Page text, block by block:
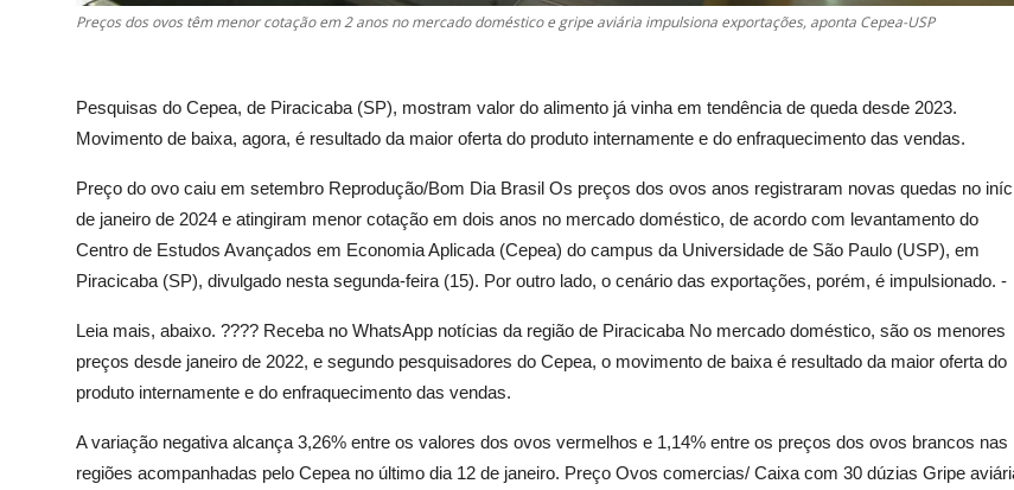
Preços dos ovos têm menor cotação em 2 anos no mercado doméstico e gripe aviária impulsiona exportações, aponta Cepea-USP
Pesquisas do Cepea, de Piracicaba (SP), mostram valor do alimento já vinha em tendência de queda desde 2023.
Movimento de baixa, agora, é resultado da maior oferta do produto internamente e do enfraquecimento das vendas.
Preço do ovo caiu em setembro Reprodução/Bom Dia Brasil Os preços dos ovos anos registraram novas quedas no
de janeiro de 2024 e atingiram menor cotação em dois anos no mercado doméstico, de acordo com levantamento do
Centro de Estudos Avançados em Economia Aplicada (Cepea) do campus da Universidade de São Paulo (USP), em
Piracicaba (SP), divulgado nesta segunda-feira (15). Por outro lado, o cenário das exportações, porém, é impulsionado. -
Leia mais, abaixo. ???? Receba no WhatsApp notícias da região de Piracicaba No mercado doméstico, são os menores
preços desde janeiro de 2022, e segundo pesquisadores do Cepea, o movimento de baixa é resultado da maior oferta do
produto internamente e do enfraquecimento das vendas.
A variação negativa alcança 3,26% entre os valores dos ovos vermelhos e 1,14% entre os preços dos ovos brancos nas
regiões acompanhadas pelo Cepea no último dia 12 de janeiro. Preço Ovos comercias/ Caixa com 30 dúzias Gripe